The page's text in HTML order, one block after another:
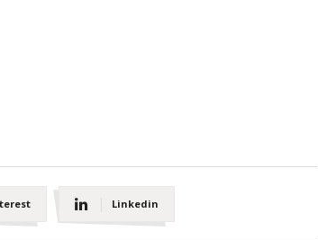
Linkedin